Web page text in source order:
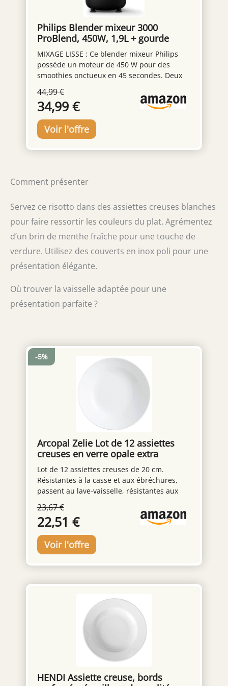
Philips Blender mixeur 3000
ProBlend, 450W, 1,9L + gourde
nomade, Noir
MIXAGE LISSE : Ce blender mixeur Philips
possède un moteur de 450 W pour des
smoothies onctueux en 45 secondes. Deux
tours/min pour un mixage rapide et
homogène. TAILLE FAMILIALE : Blender à
smoothie pour toute la famille - Le grand
pichet de 1,9 litre prépare jusqu'à 5 portions
à la fois (verres de 200 ml) - Gourde nomade
incluse TECHNOLOGIE PROBLEND UNIQUE:
d'une puissance optimale RECETTES
maison sains, des soupes et plus avec l'appli
inspirantes à votre goût à suivre étape par
étape CONTENU DE LA BOITE : Blender,
pichet en plastique lavable au lave-vaisselle,
gourde nomade
44,99 €
34,99 €
Comment présenter
Servez ce risotto dans des assiettes creuses blanches
pour faire ressortir les couleurs du plat. Agrémentez
d’un brin de menthe fraîche pour une touche de
verdure. Utilisez des couverts en inox poli pour une
présentation élégante.
Où trouver la vaisselle adaptée pour une
présentation parfaite ?
Arcopal Zelie Lot de 12 assiettes
creuses en verre opale extra
résistant Blanc 20 cm
Lot de 12 assiettes creuses de 20 cm.
Résistantes à la casse et aux ébréchures,
passent au lave-vaisselle, résistantes aux
hygiénique. L’opale Arcopal est une matière
non poreuse qui empêche les bactéries de
se déposer. Elle est très facile à nettoyer et
totalement hygiénique. Fabriquée en France.
Compatible micro-ondes et lave-vaisselle.
23,67 €
22,51 €
-5%
HENDI Assiette creuse, bords